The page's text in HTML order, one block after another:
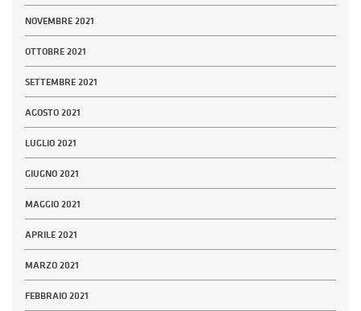
NOVEMBRE 2021
OTTOBRE 2021
SETTEMBRE 2021
AGOSTO 2021
LUGLIO 2021
GIUGNO 2021
MAGGIO 2021
APRILE 2021
MARZO 2021
FEBBRAIO 2021